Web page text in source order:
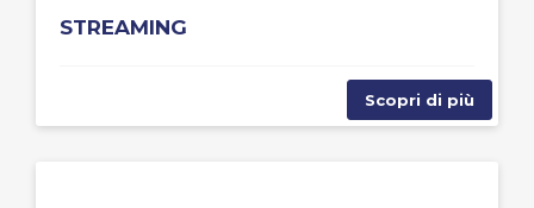
STREAMING
Scopri di più